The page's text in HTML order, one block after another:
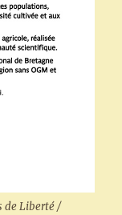
de Liberté /